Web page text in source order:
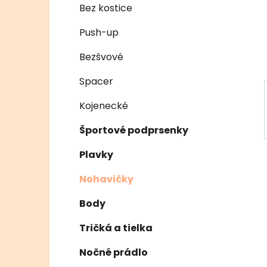
Bez kostice
Push-up
Bezšvové
Spacer
Kojenecké
Športové podprsenky
Plavky
Nohavičky
Body
Tričká a tielka
Nočné prádlo